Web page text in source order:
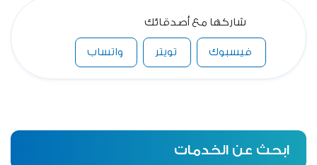
شاركها مع أصدقائك
فيسبوك تويتر واتساب
ابحث عن الخدمات